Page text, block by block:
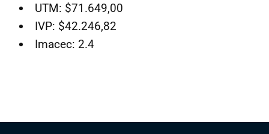
UTM: $71.649,00
IVP: $42.246,82
Imacec: 2.4